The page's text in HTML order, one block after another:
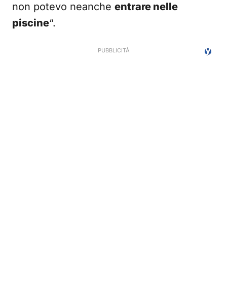
non potevo neanche entrare nelle
piscine“.